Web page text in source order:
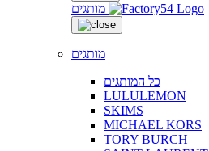
מותגים
מותגים
כל המותגים
LULULEMON
SKIMS
MICHAEL KORS
TORY BURCH